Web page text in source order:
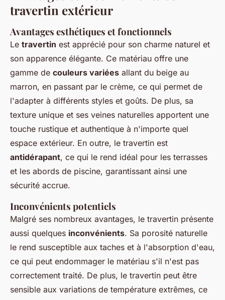
travertin extérieur
Avantages esthétiques et fonctionnels
Le travertin est apprécié pour son charme naturel et
son apparence élégante. Ce matériau offre une
gamme de couleurs variées allant du beige au
marron, en passant par le crème, ce qui permet de
l'adapter à différents styles et goûts. De plus, sa
texture unique et ses veines naturelles apportent une
touche rustique et authentique à n'importe quel
espace extérieur. En outre, le travertin est
antidérapant, ce qui le rend idéal pour les terrasses
et les abords de piscine, garantissant ainsi une
sécurité accrue.
Inconvénients potentiels
Malgré ses nombreux avantages, le travertin présente
aussi quelques inconvénients. Sa porosité naturelle
le rend susceptible aux taches et à l'absorption d'eau,
ce qui peut endommager le matériau s'il n'est pas
correctement traité. De plus, le travertin peut être
sensible aux variations de température extrêmes, ce